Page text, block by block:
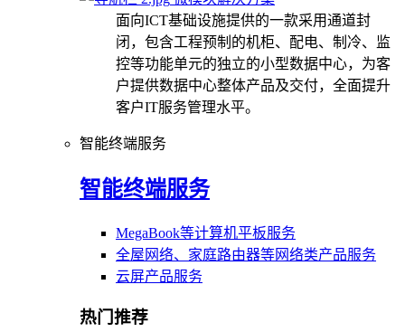
面向ICT基础设施提供的一款采用通道封
闭，包含工程预制的机柜、配电、制冷、监
控等功能单元的独立的小型数据中心，为客
户提供数据中心整体产品及交付，全面提升
客户IT服务管理水平。
智能终端服务
智能终端服务
MegaBook等计算机平板服务
全屋网络、家庭路由器等网络类产品服务
云屏产品服务
热门推荐